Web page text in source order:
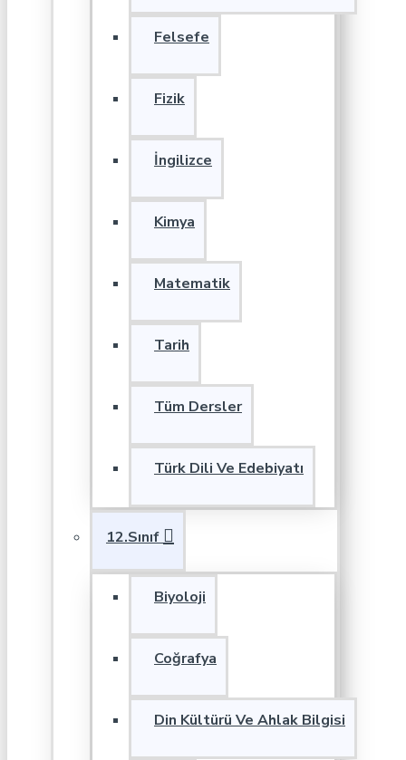
Felsefe
Fizik
İngilizce
Kimya
Matematik
Tarih
Tüm Dersler
Türk Dili Ve Edebiyatı
12.Sınıf
Biyoloji
Coğrafya
Din Kültürü Ve Ahlak Bilgisi